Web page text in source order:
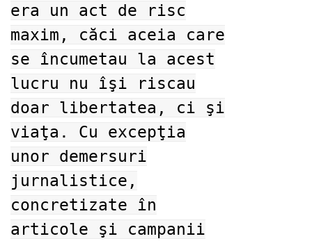
era un act de risc
maxim, căci aceia care
se încumetau la acest
lucru nu îşi riscau
doar libertatea, ci şi
viaţa. Cu excepţia
unor demersuri
jurnalistice,
concretizate în
articole şi campanii